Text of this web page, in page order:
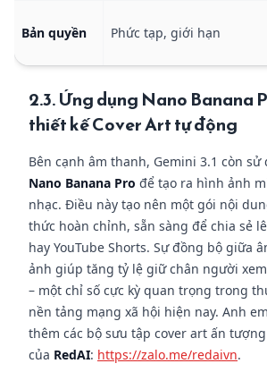
Bản quyền Phức tạp, giới hạn
2.3. Ứng dụng Nano Banana
thiết kế Cover Art tự động
Bên cạnh âm thanh, Gemini 3.1 còn
Nano Banana Pro để tạo ra hình ảnh
nhạc. Điều này tạo nên một gói nội
thức hoàn chỉnh, sẵn sàng để chia sẻ
hay YouTube Shorts. Sự đồng bộ giữa
ảnh giúp tăng tỷ lệ giữ chân người
– một chỉ số cực kỳ quan trọng trong
nền tảng mạng xã hội hiện nay. Anh
thêm các bộ sưu tập cover art ấn
của RedAI: https://zalo.me/redaivn.